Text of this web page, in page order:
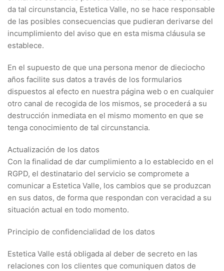
da tal circunstancia, Estetica Valle, no se hace responsable
de las posibles consecuencias que pudieran derivarse del
incumplimiento del aviso que en esta misma cláusula se
establece.
En el supuesto de que una persona menor de dieciocho
años facilite sus datos a través de los formularios
dispuestos al efecto en nuestra página web o en cualquier
otro canal de recogida de los mismos, se procederá a su
destrucción inmediata en el mismo momento en que se
tenga conocimiento de tal circunstancia.
Actualización de los datos
Con la finalidad de dar cumplimiento a lo establecido en el
RGPD, el destinatario del servicio se compromete a
comunicar a Estetica Valle, los cambios que se produzcan
en sus datos, de forma que respondan con veracidad a su
situación actual en todo momento.
Principio de confidencialidad de los datos
Estetica Valle está obligada al deber de secreto en las
relaciones con los clientes que comuniquen datos de